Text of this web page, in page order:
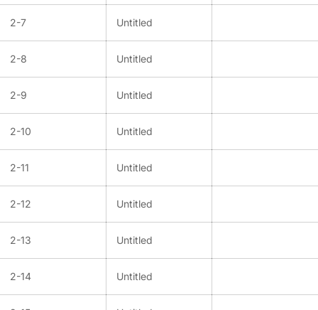
2-7 Untitled
2-8 Untitled
2-9 Untitled
2-10 Untitled
2-11 Untitled
2-12 Untitled
2-13 Untitled
2-14 Untitled